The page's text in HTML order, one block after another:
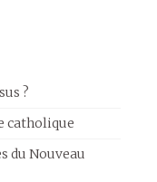
?
catholique
du Nouveau